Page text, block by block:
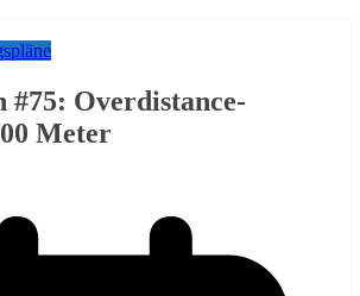
#75: Overdistance-
Meter